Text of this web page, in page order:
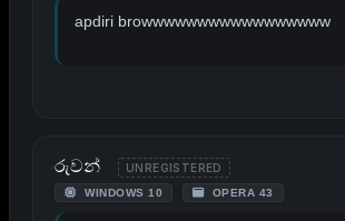
apdiri browwwwwwwwwwwwwwwww
රුවන් UNREGISTERED
WINDOWS 10 OPERA 43